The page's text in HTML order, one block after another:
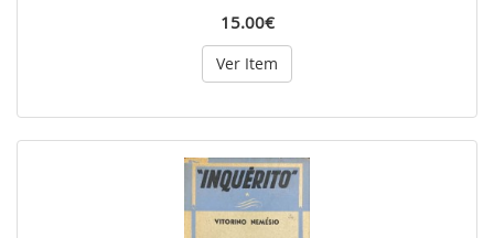
15.00€
Ver Item